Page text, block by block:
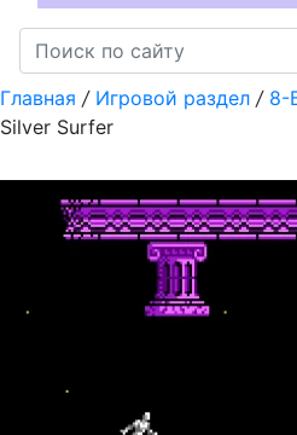
Главная / Игровой раздел / 8-
Silver Surfer